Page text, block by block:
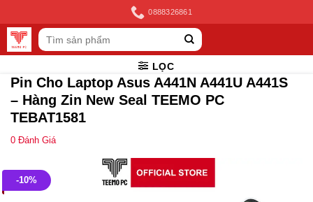
to
content
0888326861
Tìm
kiếm:
LỌC
Pin Cho Laptop Asus A441N A441U A441S
– Hàng Zin New Seal TEEMO PC
TEBAT1581
0 Đánh Giá
-10%